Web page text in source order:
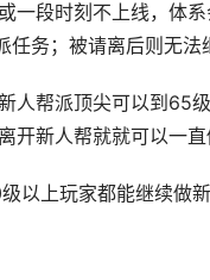
一段时刻不上线，体
务；被请离后则无法
人帮派顶尖可以到65
开新人帮就就可以一
以上玩家都能继续做